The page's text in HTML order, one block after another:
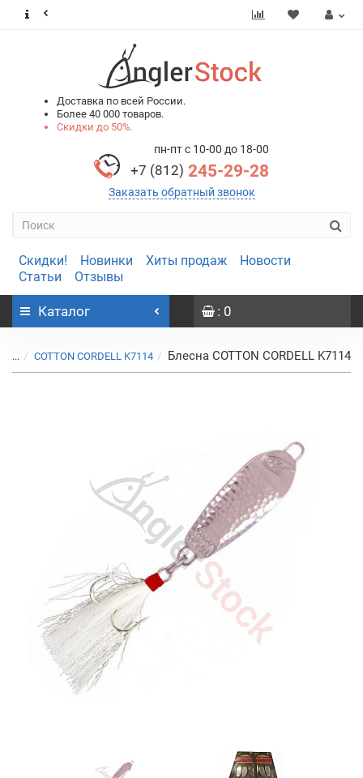
Доставка по всей России.
Более 40 000 товаров.
Скидки до 50%.
пн-пт с 10-00 до 18-00
+7 (812) 245-29-28
Заказать обратный звонок
Скидки! Новинки Хиты продаж
Новости
Статьи
Отзывы
Каталог : 0
... COTTON CORDELL K7114 Блесна COTTON CORDELL K7114